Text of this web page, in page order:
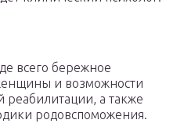
всего бережное
и возможности
а также
родовспоможения.